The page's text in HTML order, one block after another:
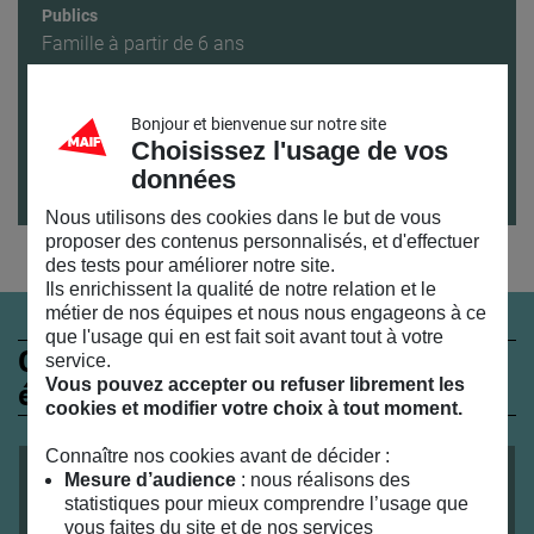
Publics
Famille à partir de 6 ans
l’enfant.
Toute personne suivant l’atelier doit
réserver une place(enfants et accompagnateurs).
Ces évènements peuvent
également vous intéresser
Célébrons nos résistances
du 17/10/2026au03/04 / 2027
ATELIER TOUT PUBLIC
Bonjour et bienvenue sur notre site
Choisissez l'usage de vos
données
Nous utilisons des cookies dans le but de vous
proposer des contenus personnalisés, et d'effectuer
des tests pour améliorer notre site.
Ils enrichissent la qualité de notre relation et le
métier de nos équipes et nous nous engageons à ce
que l'usage qui en est fait soit avant tout à votre
service.
Vous pouvez accepter ou refuser librement les
cookies et modifier votre choix à tout moment.
Connaître nos cookies avant de décider :
Mesure d’audience: nous réalisons des
statistiques pour mieux comprendre l’usage que
vous faites du site et de nos services